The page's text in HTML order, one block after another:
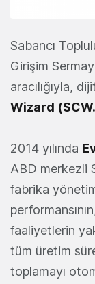
Sabancı
Girişim
aracılığıyla,
Wizard
2014 yılında
ABD merkezli
fabrika
faaliyetlerin
tüm üretim
toplamayı